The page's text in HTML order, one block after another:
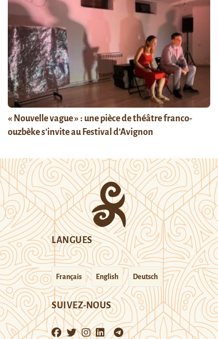
« Nouvelle vague » : une pièce de théâtre franco-
ouzbèke s’invite au Festival d’Avignon
LANGUES
Français English Deutsch
SUIVEZ-NOUS